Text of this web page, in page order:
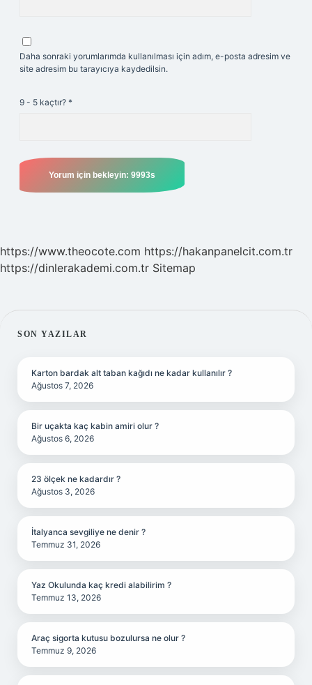
Daha sonraki yorumlarımda kullanılması için adım, e-posta adresim ve
site adresim bu tarayıcıya kaydedilsin.
9 - 5 kaçtır? *
https://www.theocote.com https://hakanpanelcit.com.tr
https://dinlerakademi.com.tr Sitemap
SIDEBAR
SON YAZILAR
Karton bardak alt taban kağıdı ne kadar kullanılır ?
Ağustos 7, 2026
Bir uçakta kaç kabin amiri olur ?
Ağustos 6, 2026
23 ölçek ne kadardır ?
Ağustos 3, 2026
İtalyanca sevgiliye ne denir ?
Temmuz 31, 2026
Yaz Okulunda kaç kredi alabilirim ?
Temmuz 13, 2026
Araç sigorta kutusu bozulursa ne olur ?
Temmuz 9, 2026